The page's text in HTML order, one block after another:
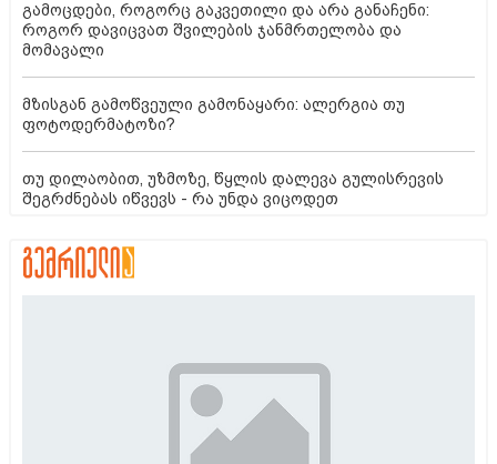
გამოცდები, როგორც გაკვეთილი და არა განაჩენი:
როგორ დავიცვათ შვილების ჯანმრთელობა და
მომავალი
მზისგან გამოწვეული გამონაყარი: ალერგია თუ
ფოტოდერმატოზი?
თუ დილაობით, უზმოზე, წყლის დალევა გულისრევის
შეგრძნებას იწვევს - რა უნდა ვიცოდეთ